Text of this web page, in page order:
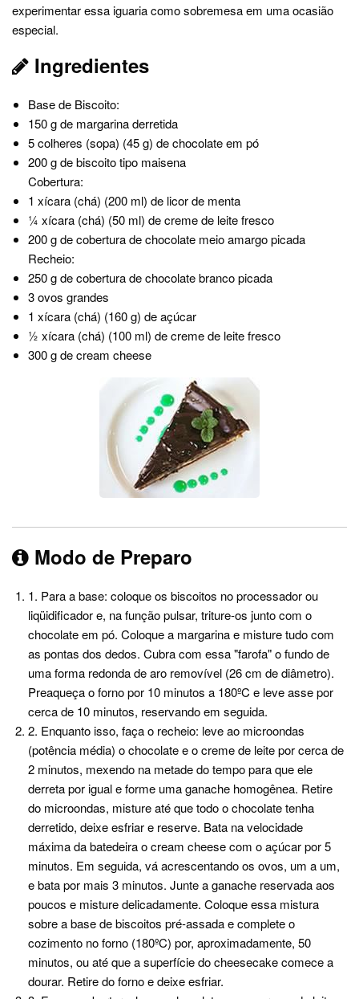
experimentar essa iguaria como sobremesa em uma ocasião
especial.
Ingredientes
Base de Biscoito:
150 g de margarina derretida
5 colheres (sopa) (45 g) de chocolate em pó
200 g de biscoito tipo maisena
Cobertura:
1 xícara (chá) (200 ml) de licor de menta
¼ xícara (chá) (50 ml) de creme de leite fresco
200 g de cobertura de chocolate meio amargo picada
Recheio:
250 g de cobertura de chocolate branco picada
3 ovos grandes
1 xícara (chá) (160 g) de açúcar
½ xícara (chá) (100 ml) de creme de leite fresco
300 g de cream cheese
Modo de Preparo
1. Para a base: coloque os biscoitos no processador ou
liqüidificador e, na função pulsar, triture-os junto com o
chocolate em pó. Coloque a margarina e misture tudo com
as pontas dos dedos. Cubra com essa "farofa" o fundo de
uma forma redonda de aro removível (26 cm de diâmetro).
Preaqueça o forno por 10 minutos a 180ºC e leve asse por
cerca de 10 minutos, reservando em seguida.
2. Enquanto isso, faça o recheio: leve ao microondas
(potência média) o chocolate e o creme de leite por cerca de
2 minutos, mexendo na metade do tempo para que ele
derreta por igual e forme uma ganache homogênea. Retire
do microondas, misture até que todo o chocolate tenha
derretido, deixe esfriar e reserve. Bata na velocidade
máxima da batedeira o cream cheese com o açúcar por 5
minutos. Em seguida, vá acrescentando os ovos, um a um,
e bata por mais 3 minutos. Junte a ganache reservada aos
poucos e misture delicadamente. Coloque essa mistura
sobre a base de biscoitos pré-assada e complete o
cozimento no forno (180ºC) por, aproximadamente, 50
minutos, ou até que a superfície do cheesecake comece a
dourar. Retire do forno e deixe esfriar.